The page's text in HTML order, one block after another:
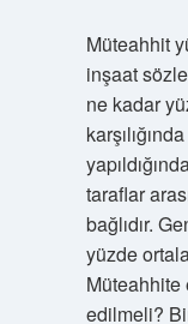
Müteahhit
inşaat
ne kadar
taraflar
bağlıdır.
yüzde
Müteahhite
edilmeli?